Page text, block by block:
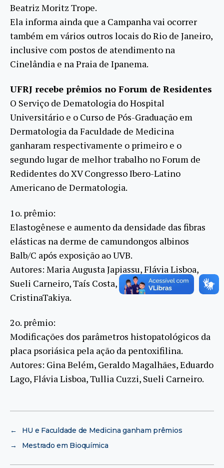
Beatriz Moritz Trope.
Ela informa ainda que a Campanha vai ocorrer
também em vários outros locais do Rio de Janeiro,
inclusive com postos de atendimento na
Cinelândia e na Praia de Ipanema.
UFRJ recebe prêmios no Forum de Residentes
O Serviço de Dematologia do Hospital
Universitário e o Curso de Pós-Graduação em
Dermatologia da Faculdade de Medicina
ganharam respectivamente o primeiro e o
segundo lugar de melhor trabalho no Forum de
Redidentes do XV Congresso Ibero-Latino
Americano de Dermatologia.
1o. prêmio:
Elastogênese e aumento da densidade das fibras
elásticas na derme de camundongos albinos
Balb/C após exposição ao UVB.
Autores: Maria Augusta Japiassu, Flávia Lisboa,
Sueli Carneiro, Taís Costa, Aline Pinto,
CristinaTakiya.
2o. prêmio:
Modificações dos parâmetros histopatológicos da
placa psoriásica pela ação da pentoxifilina.
Autores: Gina Belém, Geraldo Magalhães, Eduardo
Lago, Flávia Lisboa, Tullia Cuzzi, Sueli Carneiro.
←
HU e Faculdade de Medicina ganham prêmios
→
Mestrado em Bioquímica